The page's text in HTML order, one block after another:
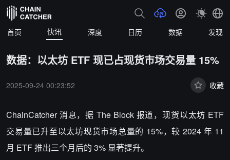
首页 快讯 深度 日历 数据 发现
数据：以太坊 ETF 现已占现货市场交易量 15%
2025-09-24 00:23:52 收藏
ChainCatcher 消息，据 The Block 报道，现货以太坊 ETF
交易量已升至以太坊现货市场总量的 15%，较 2024 年 11
月 ETF 推出三个月后的 3% 显著提升。